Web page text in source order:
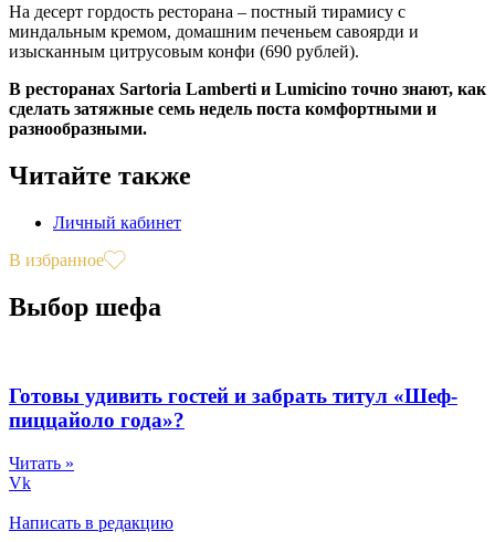
На десерт гордость ресторана – постный тирамису с
миндальным кремом, домашним печеньем савоярди и
изысканным цитрусовым конфи (690 рублей).
В ресторанах Sartoria Lamberti и Lumicino точно знают, как
сделать затяжные семь недель поста комфортными и
разнообразными.
Читайте также
Личный кабинет
В избранное
Выбор шефа
Готовы удивить гостей и забрать титул «Шеф-
пиццайоло года»?
Читать »
Vk
Написать в редакцию